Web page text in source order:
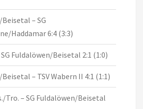
– SG
Haddamar 6:4 (3:3)
SG Fuldalöwen/Beisetal 2:1 (1:0)
– TSV Wabern II 4:1 (1:1)
Tro. – SG Fuldalöwen/Beisetal